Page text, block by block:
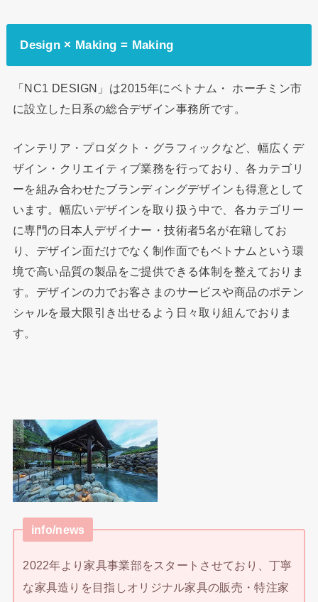
Design × Making = Making
「NC1 DESIGN」は2015年にベトナム・ ホーチミン市
に設立した日系の総合デザイン事務所です。
インテリア・プロダクト・グラフィックなど、幅広くデ
ザイン・クリエイティブ業務を行っており、各カテゴリ
ーを組み合わせたブランディングデザインも得意として
います。幅広いデザインを取り扱う中で、各カテゴリー
に専門の日本人デザイナー・技術者5名が在籍してお
り、デザイン面だけでなく制作面でもベトナムという環
境で高い品質の製品をご提供できる体制を整えておりま
す。デザインの力でお客さまのサービスや商品のポテン
シャルを最大限引き出せるよう日々取り組んでおりま
す。
info/news
2022年より家具事業部をスタートさせており、丁寧
な家具造りを目指しオリジナル家具の販売・特注家